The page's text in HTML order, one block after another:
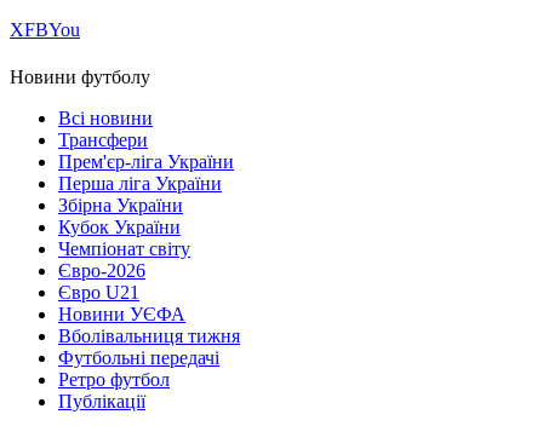
ХFBYou
Новини футболу
Всі новини
Трансфери
Прем'єр-ліга України
Перша ліга України
Збірна України
Кубок України
Чемпіонат світу
Євро-2026
Євро U21
Новини УЄФА
Вболівальниця тижня
Футбольні передачі
Ретро футбол
Публікації